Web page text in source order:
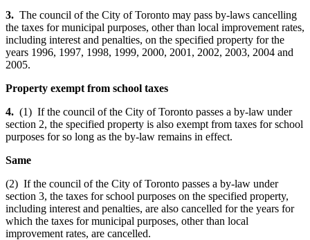
3. The council of the City of Toronto may pass by-laws cancelling
the taxes for municipal purposes, other than local improvement rates,
including interest and penalties, on the specified property for the
years 1996, 1997, 1998, 1999, 2000, 2001, 2002, 2003, 2004 and
2005.
Property exempt from school taxes
4. (1) If the council of the City of Toronto passes a by-law under
section 2, the specified property is also exempt from taxes for school
purposes for so long as the by-law remains in effect.
Same
(2) If the council of the City of Toronto passes a by-law under
section 3, the taxes for school purposes on the specified property,
including interest and penalties, are also cancelled for the years for
which the taxes for municipal purposes, other than local
improvement rates, are cancelled.